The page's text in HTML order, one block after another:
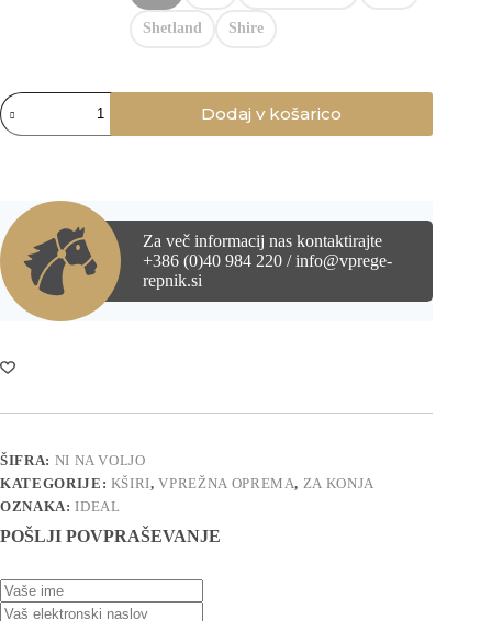
Shetland Shire
Ojne
zanke
EuroTech
Dodaj v košarico
Za več informacij nas kontaktirajte
+386 (0)40 984 220 / info@vprege-
repnik.si
ŠIFRA: NI NA VOLJO
KATEGORIJE: KŠIRI,VPREŽNA OPREMA, ZA KONJA
OZNAKA:IDEAL
POŠLJI POVPRAŠEVANJE